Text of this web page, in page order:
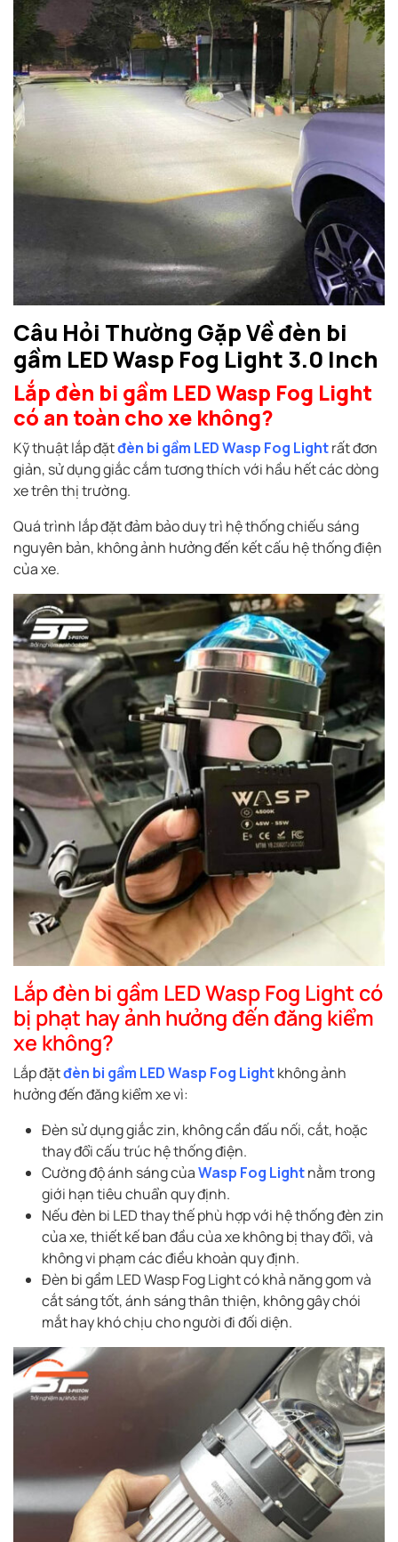
Câu Hỏi Thường Gặp Vềđèn bi
gầm LED Wasp Fog Light 3.0 Inch
Lắp đèn bi gầm LED Wasp Fog Light
có an toàn cho xe không?
Kỹ thuật lắp đặtđèn bi gầm LED Wasp Fog Lightrất đơn
giản, sử dụng giắc cắm tương thích với hầu hết các dòng
xe trên thị trường.
Quá trình lắp đặt đảm bảo duy trì hệ thống chiếu sáng
nguyên bản, không ảnh hưởng đến kết cấu hệ thống điện
của xe.
Lắp đèn bi gầm LED Wasp Fog Light có
bị phạt hay ảnh hưởng đến đăng kiểm
xe không?
Lắp đặtđèn bi gầm LED Wasp Fog Lightkhông ảnh
hưởng đến đăng kiểm xe vì:
Đèn sử dụng giắc zin, không cần đấu nối, cắt, hoặc
thay đổi cấu trúc hệ thống điện.
Cường độ ánh sáng củaWasp Fog Lightnằm trong
giới hạn tiêu chuẩn quy định.
Nếu đèn bi LED thay thế phù hợp với hệ thống đèn zin
của xe, thiết kế ban đầu của xe không bị thay đổi, và
không vi phạm các điều khoản quy định.
Đèn bi gầm LED Wasp Fog Light có khả năng gom và
cắt sáng tốt, ánh sáng thân thiện, không gây chói
mắt hay khó chịu cho người đi đối diện.